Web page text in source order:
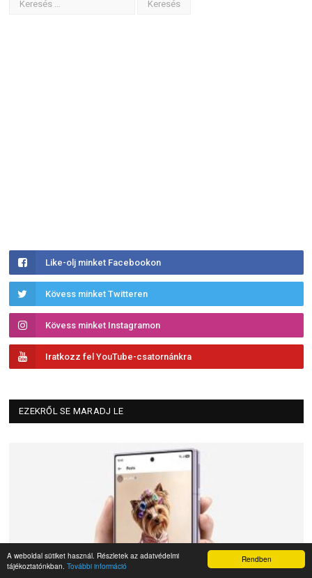
Rendben
A weboldal sütiket használ. Részletek az adatvédelmi
tájékoztatónkban. További információ
Like-olj minket Facebookon
Kövess minket Twitteren
Kövess minket Instagramon
Iratkozz fel YouTube-csatornánkra
EZEKRŐL SE MARADJ LE